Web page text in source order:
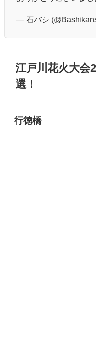
— 石バシ
江戸川花火大会
選！
行徳橋